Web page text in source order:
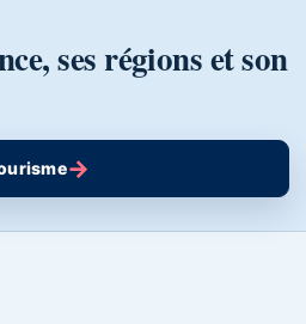
ses régions et son
→